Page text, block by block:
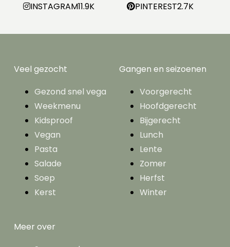
INSTAGRAM11.9K PINTEREST2.7K
Veel gezocht
Gezond snel vega
Weekmenu
Kidsproof
Vegan
Pasta
Salade
Soep
Kerst
Gangen en seizoenen
Voorgerecht
Hoofdgerecht
Bijgerecht
Lunch
Lente
Zomer
Herfst
Winter
Meer over